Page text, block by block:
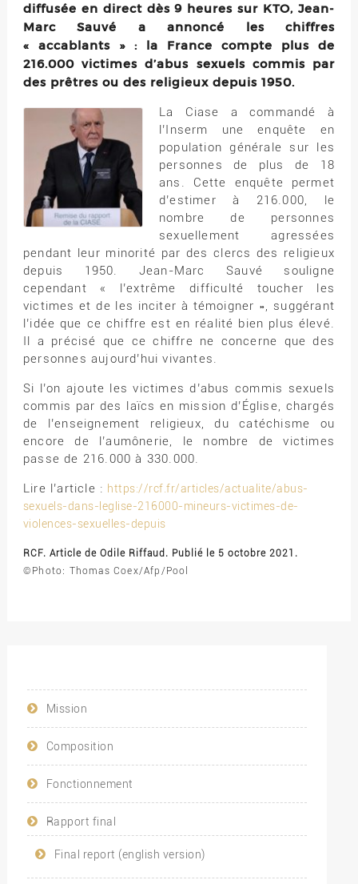
diffusée en direct dès 9 heures sur KTO, Jean-
Marc Sauvé a annoncé les chiffres
« accablants » : la France compte plus de
216.000 victimes d’abus sexuels commis par
des prêtres ou des religieux depuis 1950.
La Ciase a commandé à
l’Inserm une enquête en
population générale sur les
personnes de plus de 18
ans. Cette enquête permet
d’estimer à 216.000, le
nombre de personnes
sexuellement agressées
pendant leur minorité par des clercs des religieux
depuis 1950. Jean-Marc Sauvé souligne
cependant « l’extrême difficulté toucher les
victimes et de les inciter à témoigner », suggérant
l’idée que ce chiffre est en réalité bien plus élevé.
Il a précisé que ce chiffre ne concerne que des
personnes aujourd’hui vivantes.
Si l’on ajoute les victimes d’abus commis sexuels
commis par des laïcs en mission d’Église, chargés
de l’enseignement religieux, du catéchisme ou
encore de l’aumônerie, le nombre de victimes
passe de 216.000 à 330.000.
Lire l’article : https://rcf.fr/articles/actualite/abus-
sexuels-dans-leglise-216000-mineurs-victimes-de-
violences-sexuelles-depuis
RCF. Article de Odile Riffaud. Publié le 5 octobre 2021.
©Photo: Thomas Coex/Afp/Pool
Mission
Composition
Fonctionnement
Rapport final
Final report (english version)